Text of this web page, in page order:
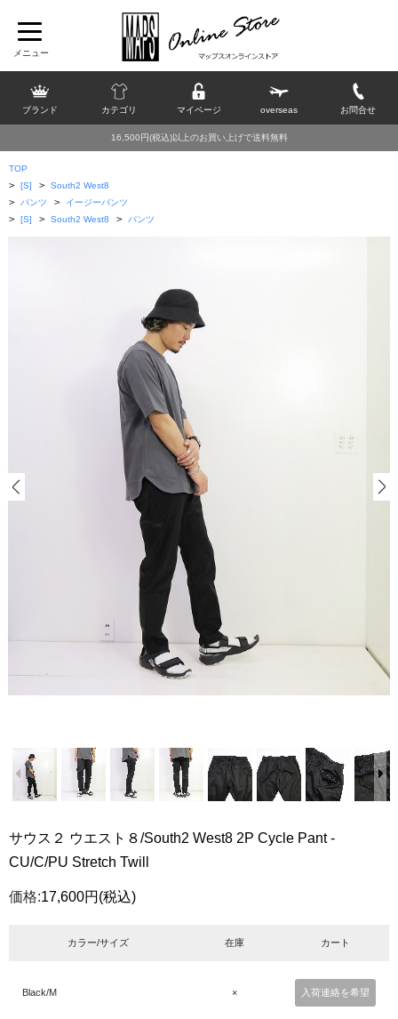
ブランド カテゴリ マイページ overseas お問合せ
16,500円(税込)以上のお買い上げで送料無料
TOP
> [S] > South2 West8
> パンツ > イージーパンツ
> [S] > South2 West8 > パンツ
サウス２ ウエスト８/South2 West8 2P Cycle Pant -
CU/C/PU Stretch Twill
価格:17,600円 (税込)
カラー/サイズ 在庫 カート
Black/M × 入荷連絡を希望